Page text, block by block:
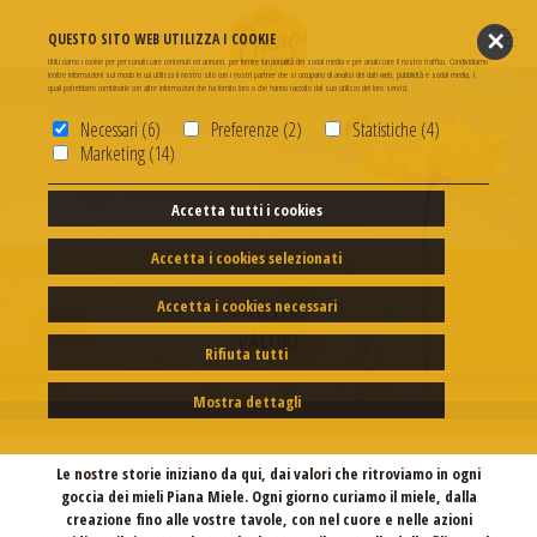
✕
QUESTO SITO WEB UTILIZZA I COOKIE
Utilizziamo i cookie per personalizzare contenuti ed annunci, per fornire funzionalità dei social media e per analizzare il nostro traffico. Condividiamo
inoltre informazioni sul modo in cui utilizza il nostro sito con i nostri partner che si occupano di analisi dei dati web, pubblicità e social media, i
quali potrebbero combinarle con altre informazioni che ha fornito loro o che hanno raccolto dal suo utilizzo dei loro servizi.
Necessari (6) Preferenze (2)
Statistiche (4)
Marketing (14)
Accetta tutti i cookies
Accetta i cookies selezionati
Accetta i cookies necessari
Rifiuta tutti
Mostra dettagli
I NOSTRI
VALORI
I NOSTRI
VALORI
Le nostre storie iniziano da qui, dai valori che ritroviamo in ogni
goccia dei mieli Piana Miele. Ogni giorno curiamo il miele, dalla
creazione fino alle vostre tavole, con nel cuore e nelle azioni